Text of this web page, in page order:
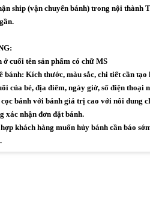
ship (vận chuyển bánh) trong nội thành
ở cuối tên sản phẩm có chữ MS
bánh: Kích thước, màu sắc, chi tiết cần tạo
của bé, địa điểm, ngày giờ, số điện thoại
bánh với bánh giá trị cao với nôi dung
xác nhận đơn đặt bánh.
khách hàng muốn hủy bánh cần báo